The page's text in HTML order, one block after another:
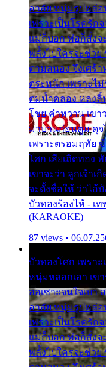
อาลัย หนุ่มรูปหล่อ
เพราะเป็นโรครัก
แม่ก็บอก พ่อก็สั่งจ
พลั้งไปใครจะช่วย
ตามสนอง จึงเศร้
ตระหนัก เพราะไ
ตมน้ำคลอง หลงลิ้
โชย คำหวาน เขา
มาบานก่อนตูม ดุจ
เพราะตรอมฤทัย
โศก เสียเถิดทอง
เขาจะว่า ลูกเจ้าเ
จะตั้งชื่อให้ ว่าไอ้บั
บัวทองร้องไห้ - เ
(KARAOKE)
87 views •
บัวทองโศก เพรา
หนุ่มหลอกเอา เข
ออเซาะจนใจเบา
อาลัย หนุ่มรูปหล่อ
เพราะเป็นโรครัก
แม่ก็บอก พ่อก็สั่งจ
พลั้งไปใครจะช่วย